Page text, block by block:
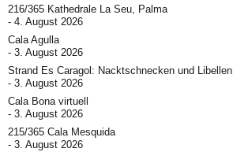
216/365 Kathedrale La Seu, Palma
4. August 2026
Cala Agulla
3. August 2026
Strand Es Caragol: Nacktschnecken und Libellen
3. August 2026
Cala Bona virtuell
3. August 2026
215/365 Cala Mesquida
3. August 2026